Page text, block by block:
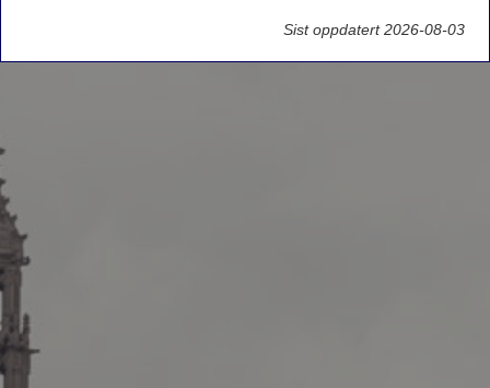
Sist oppdatert 2026-08-03